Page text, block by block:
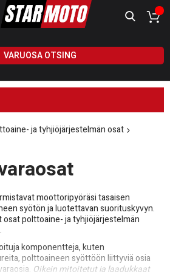
VARUOSA OTSING
ja tyhjiöjärjestelmän osat
moottoripyöräsi tasaisen
syötön ja luotettavan suorituskyvyn.
osat polttoaine- ja tyhjiöjärjestelmän
komponentteja, kuten
polttoaineen syöttöön liittyviä osia
Oikein mitoitetut ja laadukkaat